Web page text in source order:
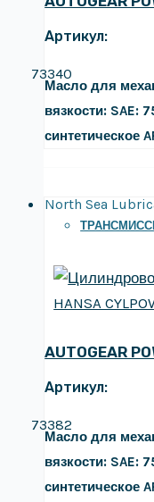
Артикул:
73340
Масло для
вязкости: SAE:
синтетическое
North Sea
AUTOGEAR
Артикул:
73382
Масло для
вязкости: SAE:
синтетическое